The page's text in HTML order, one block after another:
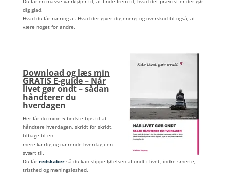
dig glad.
Hvad du får næring af. Hvad der giver dig energi og overskud til også, at
være noget for andre.
Download og læs min
GRATIS E-guide – Når
livet gør ondt – sådan
håndterer du
hverdagen
Her får du mine 5 bedste tips til at
håndtere hverdagen, skridt for skridt,
tilbage til en
mere kærlig og nærende hverdag i en
svært til.
Du får redskaberså du kan slippe følelsen af ondt i livet, indre smerte,
tristhed og meningsløshed.